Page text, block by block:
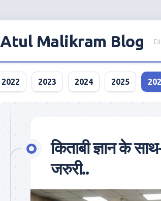
Atul Malikram Blog
2022 2023 2024 2025
किताबी ज्ञान के
जरुरी..